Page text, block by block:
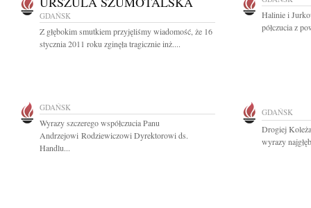
GDAŃSK
Z głębokim smutkiem przyjęliśmy wiadomość, że 16
stycznia 2011 roku zginęła tragicznie inż....
Halinie i
półczucia z
GDAŃSK
Wyrazy szczerego współczucia Panu
Andrzejowi Rodziewiczowi Dyrektorowi ds.
Handlu...
GDAŃSK
Drogiej
wyrazy